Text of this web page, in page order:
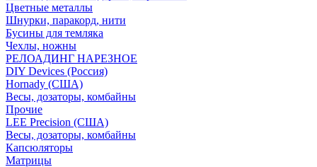
Цветные металлы
Шнурки, паракорд, нити
Бусины для темляка
Чехлы, ножны
РЕЛОАДИНГ НАРЕЗНОЕ
DIY Devices (Россия)
Hornady (США)
Весы, дозаторы, комбайны
Прочие
LEE Precision (США)
Весы, дозаторы, комбайны
Капсюляторы
Матрицы